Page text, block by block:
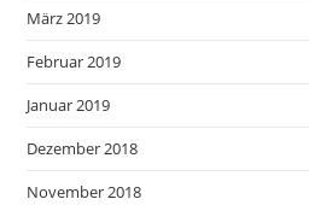
März 2019
Februar 2019
Januar 2019
Dezember 2018
November 2018